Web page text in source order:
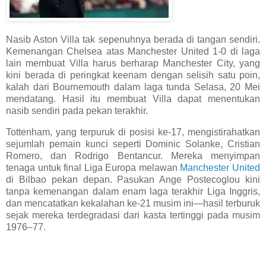
Nasib Aston Villa tak sepenuhnya berada di tangan sendiri.
Kemenangan Chelsea atas Manchester United 1-0 di laga
lain membuat Villa harus berharap Manchester City, yang
kini berada di peringkat keenam dengan selisih satu poin,
kalah dari Bournemouth dalam laga tunda Selasa, 20 Mei
mendatang. Hasil itu membuat Villa dapat menentukan
nasib sendiri pada pekan terakhir.
Tottenham, yang terpuruk di posisi ke-17, mengistirahatkan
sejumlah pemain kunci seperti Dominic Solanke, Cristian
Romero, dan Rodrigo Bentancur. Mereka menyimpan
tenaga untuk final Liga Europa melawan Manchester United
di Bilbao pekan depan. Pasukan Ange Postecoglou kini
tanpa kemenangan dalam enam laga terakhir Liga Inggris,
dan mencatatkan kekalahan ke-21 musim ini—hasil terburuk
sejak mereka terdegradasi dari kasta tertinggi pada musim
1976–77.